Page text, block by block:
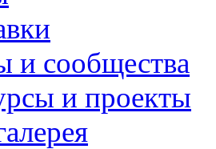
и сообщества
и проекты